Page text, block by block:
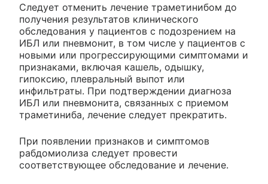
Следует отменить лечение траметинибом до
получения результатов клинического
обследования у пациентов с подозрением на
ИБЛ или пневмонит, в том числе у пациентов с
новыми или прогрессирующими симптомами и
признаками, включая кашель, одышку,
гипоксию, плевральный выпот или
инфильтраты. При подтверждении диагноза
ИБЛ или пневмонита, связанных с приемом
траметиниба, лечение следует прекратить.
При появлении признаков и симптомов
рабдомиолиза следует провести
соответствующее обследование и лечение.